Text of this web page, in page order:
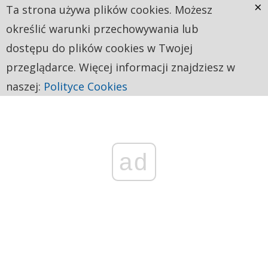
ad
Ta strona używa plików cookies. Możesz
określić warunki przechowywania lub
dostępu do plików cookies w Twojej
przeglądarce. Więcej informacji znajdziesz w
naszej: Polityce Cookies
×